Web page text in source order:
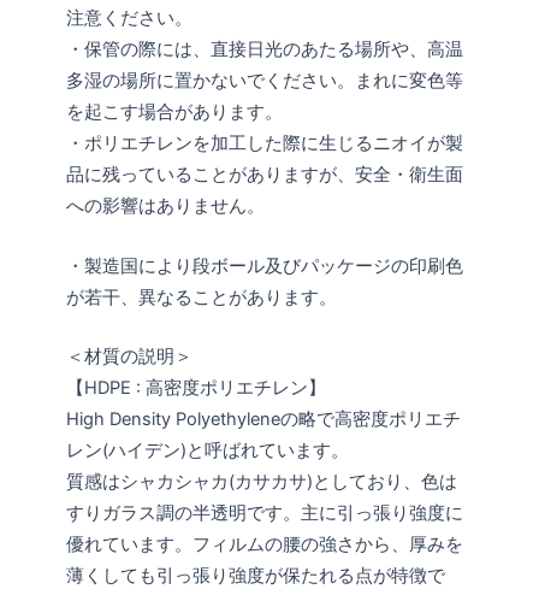
注意ください。
・保管の際には、直接日光のあたる場所や、高温
多湿の場所に置かないでください。まれに変色等
を起こす場合があります。
・ポリエチレンを加工した際に生じるニオイが製
品に残っていることがありますが、安全・衛生面
への影響はありません。
・製造国により段ボール及びパッケージの印刷色
が若干、異なることがあります。
＜材質の説明＞
【HDPE : 高密度ポリエチレン】
High Density Polyethyleneの略で高密度ポリエチ
レン(ハイデン)と呼ばれています。
質感はシャカシャカ(カサカサ)としており、色は
すりガラス調の半透明です。主に引っ張り強度に
優れています。フィルムの腰の強さから、厚みを
薄くしても引っ張り強度が保たれる点が特徴で